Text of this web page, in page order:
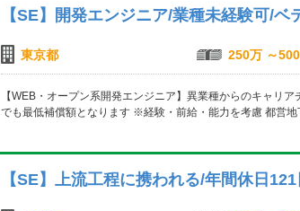
【SE】開発エンジニア/業種未経験可/
東京都 250万 ～
【WEB・オープン系開発エンジニア】異業種からのキャ
でも最低補償額となります ※経験・前給・能力を考慮 都営
【SE】上流工程に携われる/年間休日